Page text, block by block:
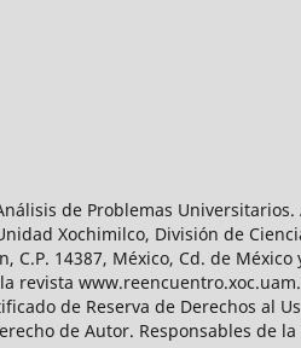
de Problemas
Xochimilco, División de
C.P. 14387, México, Cd. de
revista
de Reserva de Derechos al
de Autor. Responsables de